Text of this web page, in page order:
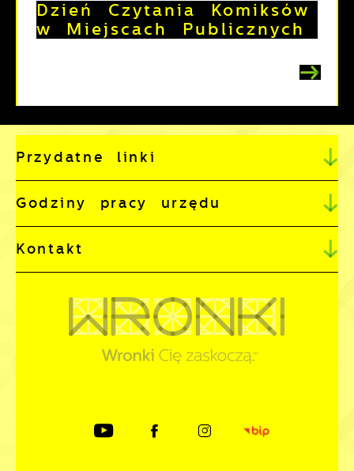
Dzień Czytania Komiksów
w Miejscach Publicznych
Przydatne linki
Godziny pracy urzędu
Kontakt